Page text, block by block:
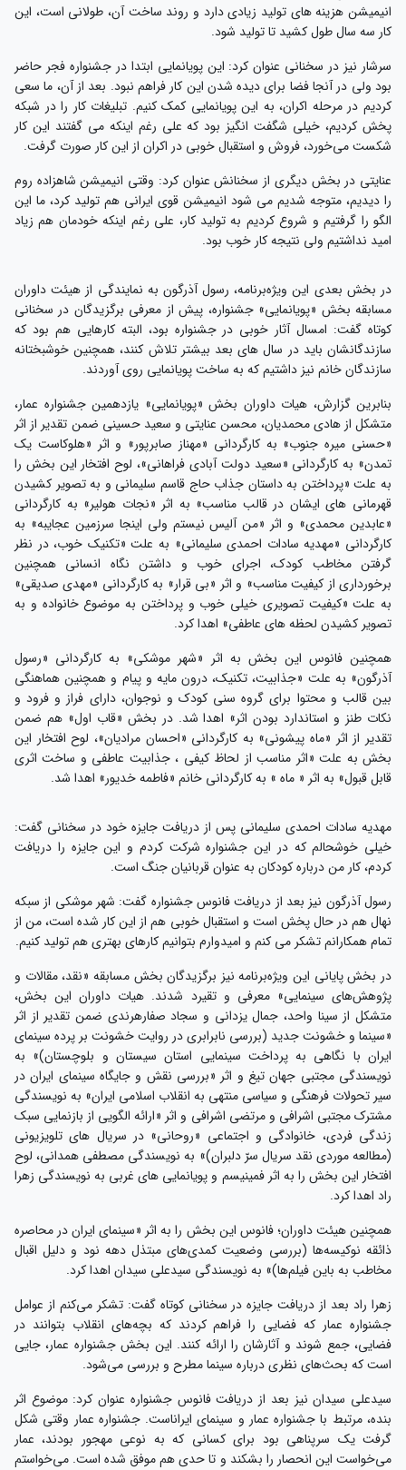
انیمیشن هزینه های تولید زیادی دارد و روند ساخت آن، طولانی است، این
کار سه سال طول کشید تا تولید شود.
سرشار نیز در سخنانی عنوان کرد: این پویانمایی ابتدا در جشنواره فجر حاضر
بود ولی در آنجا فضا برای دیده شدن این کار فراهم نبود. بعد از آن، ما سعی
کردیم در مرحله اکران، به این پویانمایی کمک کنیم. تبلیغات کار را در شبکه
پخش کردیم، خیلی شگفت انگیز بود که علی رغم اینکه می گفتند این کار
شکست می‌خورد، فروش و استقبال خوبی در اکران از این کار صورت گرفت.
عنایتی در بخش دیگری از سخنانش عنوان کرد: وقتی انیمیشن شاهزاده روم
را دیدیم، متوجه شدیم می شود انیمیشن قوی ایرانی هم تولید کرد، ما این
الگو را گرفتیم و شروع کردیم به تولید کار، علی رغم اینکه خودمان هم زیاد
امید نداشتیم ولی نتیجه کار خوب بود.
در بخش بعدی این ویژه‌برنامه، رسول آذرگون به نمایندگی از هیئت داوران
مسابقه بخش «پویانمایی» جشنواره، پیش از معرفی برگزیدگان در سخنانی
کوتاه گفت: امسال آثار خوبی در جشنواره بود، البته کارهایی هم بود که
سازندگانشان باید در سال های بعد بیشتر تلاش کنند، همچنین خوشبختانه
سازندگان خانم نیز داشتیم که به ساخت پویانمایی روی آوردند.
بنابرین گزارش، هیات داوران بخش «پویانمایی» یازدهمین جشنواره عمار،
متشکل از هادی محمدیان، محسن عنایتی و سعید حسینی ضمن تقدیر از اثر
«حسنی میره جنوب» به کارگردانی «مهناز صابرپور» و اثر «هلوکاست یک
تمدن» به کارگردانی «سعید دولت آبادی فراهانی»، لوح افتخار این بخش را
به علت «پرداختن به داستان جذاب حاج قاسم سلیمانی و به تصویر کشیدن
قهرمانی های ایشان در قالب مناسب» به اثر «نجات هولیر» به کارگردانی
«عابدین محمدی» و اثر «من آلیس نیستم ولی اینجا سرزمین عجایبه» به
کارگردانی «مهدیه سادات احمدی سلیمانی» به علت «تکنیک خوب، در نظر
گرفتن مخاطب کودک، اجرای خوب و داشتن نگاه انسانی همچنین
برخورداری از کیفیت مناسب» و اثر «بی قرار» به کارگردانی «مهدی صدیقی»
به علت «کیفیت تصویری خیلی خوب و پرداختن به موضوع خانواده و به
تصویر کشیدن لحظه های عاطفی» اهدا ‌کرد.
همچنین فانوس این بخش به اثر «شهر موشکی» به کارگردانی «رسول
آذرگون» به علت «جذابیت، تکنیک، درون مایه و پیام و همچنین هماهنگی
بین قالب و محتوا برای گروه سنی کودک و نوجوان، دارای فراز و فرود و
نکات طنز و استاندارد بودن اثر» اهدا شد. در بخش «قاب اول» هم ضمن
تقدیر از اثر «ماه پیشونی» به کارگردانی «احسان مرادیان»، لوح افتخار این
بخش به علت «اثر مناسب از لحاظ کیفی ، جذابیت عاطفی و ساخت اثری
قابل قبول» به اثر « ماه » به کارگردانی خانم «فاطمه خدیور» اهدا شد.
مهدیه سادات احمدی سلیمانی پس از دریافت جایزه خود در سخنانی گفت:
خیلی خوشحالم که در این جشنواره شرکت کردم و این جایزه را دریافت
کردم، کار من درباره کودکان به عنوان قربانیان جنگ است.
رسول آذرگون نیز بعد از دریافت فانوس جشنواره گفت: شهر موشکی از سبکه
نهال هم در حال پخش است و استقبال خوبی هم از این کار شده است، من از
تمام همکارانم تشکر می کنم و امیدوارم بتوانیم کارهای بهتری هم تولید کنیم.
در بخش پایانی این ویژه‌برنامه نیز برگزیدگان بخش مسابقه «نقد، مقالات و
پژوهش‌های سینمایی» معرفی و تقیرد شدند. هیات داوران این بخش،
متشکل از سینا واحد، جمال یزدانی و سجاد صفارهرندی ضمن تقدیر از اثر
«سینما و خشونت جدید (بررسی نابرابری در روایت خشونت بر پرده سینمای
ایران با نگاهی به پرداخت سینمایی استان سیستان و بلوچستان)» به
نویسندگی مجتبی جهان تیغ و اثر «بررسی نقش و جایگاه سینمای ایران در
سیر تحولات فرهنگی و سیاسی منتهی به انقلاب اسلامی ایران» به نویسندگی
مشترک مجتبی اشرافی و مرتضی اشرافی و اثر «ارائه الگویی از بازنمایی سبک
زندگی فردی، خانوادگی و اجتماعی «روحانی» در سریال های تلویزیونی
(مطالعه موردی نقد سریال سرّ دلبران)» به نویسندگی مصطفی همدانی، لوح
افتخار این بخش را به اثر فمینیسم و پویانمایی های غربی به نویسندگی زهرا
راد اهدا کرد.
همچنین هیئت داوران؛ فانوس این بخش را به اثر «سینمای ایران در محاصره
ذائقه نوکیسه‌ها (بررسی وضعیت کمدی‌های مبتذل دهه نود و دلیل اقبال
مخاطب به باین فیلم‌ها)» به نویسندگی سیدعلی سیدان اهدا کرد.
زهرا راد بعد از دریافت جایزه در سخنانی کوتاه گفت: تشکر می‌کنم از عوامل
جشنواره عمار که فضایی را فراهم کردند که بچه‌های انقلاب بتوانند در
فضایی، جمع شوند و آثارشان را ارائه کنند. این بخش جشنواره عمار، جایی
است که بحث‌های نظری درباره سینما مطرح و بررسی می‌شود.
سیدعلی سیدان نیز بعد از دریافت فانوس جشنواره عنوان کرد: موضوع اثر
بنده، مرتبط با جشنواره عمار و سینمای ایراناست. جشنواره عمار وقتی شکل
گرفت یک سرپناهی بود برای کسانی که به نوعی مهجور بودند، عمار
می‌خواست این انحصار را بشکند و تا حدی هم موفق شده است. می‌خواستم